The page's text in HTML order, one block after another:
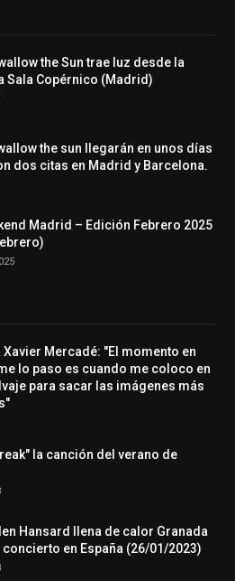
the Sun trae luz desde la
Sala Copérnico (Madrid)
the sun llegarán en unos días
dos citas en Madrid y Barcelona.
Madrid – Edición Febrero 2025
Xavier Mercadé: "El momento en
lo paso es cuando me coloco en
para sacar las imágenes más
la canción del verano de
Hansard llena de calor Granada
concierto en España (26/01/2023)